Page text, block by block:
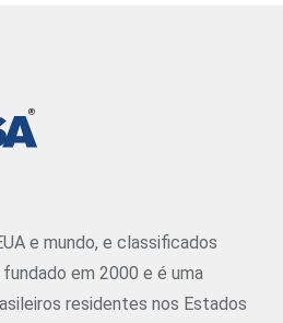
e mundo, e classificados
em 2000 e é uma
residentes nos Estados